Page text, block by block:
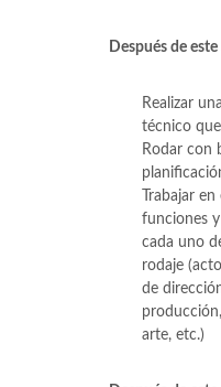
Después de
Realizar
técnico
Rodar con
Trabajar
funciones
cada uno
rodaje
de
arte, etc.)